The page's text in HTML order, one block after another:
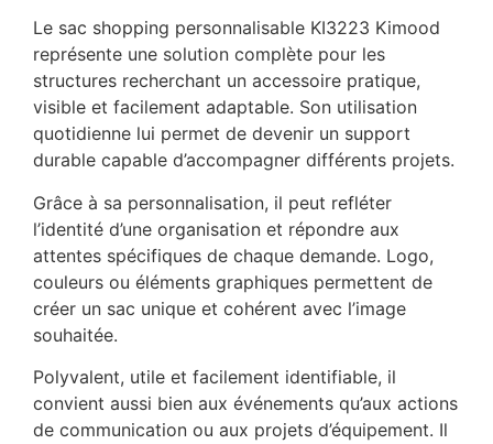
Le sac shopping personnalisable KI3223 Kimood
représente une solution complète pour les
structures recherchant un accessoire pratique,
visible et facilement adaptable. Son utilisation
quotidienne lui permet de devenir un support
durable capable d’accompagner différents projets.
Grâce à sa personnalisation, il peut refléter
l’identité d’une organisation et répondre aux
attentes spécifiques de chaque demande. Logo,
couleurs ou éléments graphiques permettent de
créer un sac unique et cohérent avec l’image
souhaitée.
Polyvalent, utile et facilement identifiable, il
convient aussi bien aux événements qu’aux actions
de communication ou aux projets d’équipement. Il